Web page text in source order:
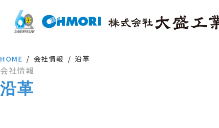
HOME 会社情報 沿革
会社情報
沿革